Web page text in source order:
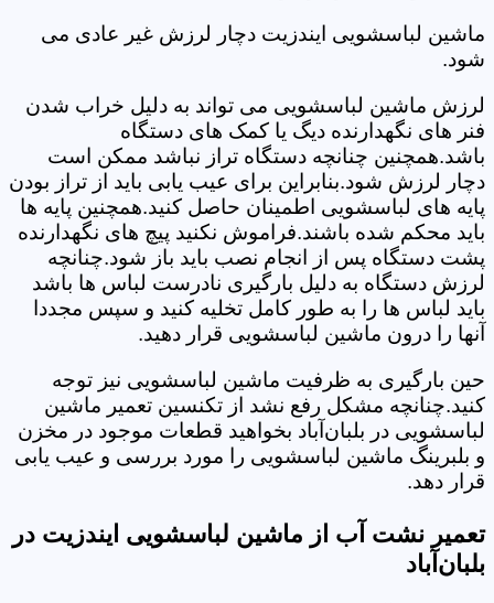
ماشین لباسشویی ایندزیت دچار لرزش غیر عادی می
شود.
لرزش ماشین لباسشویی می تواند به دلیل خراب شدن
فنر های نگهدارنده دیگ یا کمک های دستگاه
باشد.همچنین چنانچه دستگاه تراز نباشد ممکن است
دچار لرزش شود.بنابراین برای عیب یابی باید از تراز بودن
پایه های لباسشویی اطمینان حاصل کنید.همچنین پایه ها
باید محکم شده باشند.فراموش نکنید پیچ های نگهدارنده
پشت دستگاه پس از انجام نصب باید باز شود.چنانچه
لرزش دستگاه به دلیل بارگیری نادرست لباس ها باشد
باید لباس ها را به طور کامل تخلیه کنید و سپس مجددا
آنها را درون ماشین لباسشویی قرار دهید.
حین بارگیری به ظرفیت ماشین لباسشویی نیز توجه
کنید.چنانچه مشکل رفع نشد از تکنسین تعمیر ماشین
لباسشویی در بلبان‌آباد بخواهید قطعات موجود در مخزن
و بلبرینگ ماشین لباسشویی را مورد بررسی و عیب یابی
قرار دهد.
تعمیر نشت آب از ماشین لباسشویی ایندزیت در
بلبان‌آباد